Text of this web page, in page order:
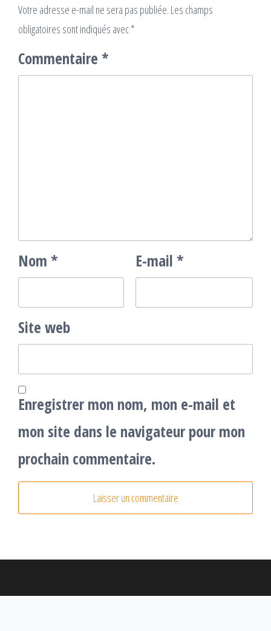
Votre adresse e-mail ne sera pas publiée. Les champs
obligatoires sont indiqués avec*
Commentaire *
Nom * E-mail *
Site web
Enregistrer mon nom, mon e-mail et
mon site dans le navigateur pour mon
prochain commentaire.